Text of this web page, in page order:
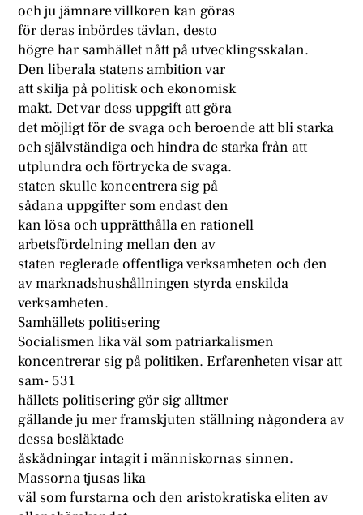
och ju jämnare villkoren kan göras
för deras inbördes tävlan, desto
högre har samhället nått på utvecklingsskalan.
Den liberala statens ambition var
att skilja på politisk och ekonomisk
makt. Det var dess uppgift att göra
det möjligt för de svaga och beroende att bli starka
och självständiga och hindra de starka från att
utplundra och förtrycka de svaga.
staten skulle koncentrera sig på
sådana uppgifter som endast den
kan lösa och upprätthålla en rationell
arbetsfördelning mellan den av
staten reglerade offentliga verksamheten och den
av marknadshushållningen styrda enskilda
verksamheten.
Samhällets politisering
Socialismen lika väl som patriarkalismen
koncentrerar sig på politiken. Erfarenheten visar att
sam- 531
hällets politisering gör sig alltmer
gällande ju mer framskjuten ställning någondera av
dessa besläktade
åskådningar intagit i människornas sinnen.
Massorna tjusas lika
väl som furstarna och den aristokratiska eliten av